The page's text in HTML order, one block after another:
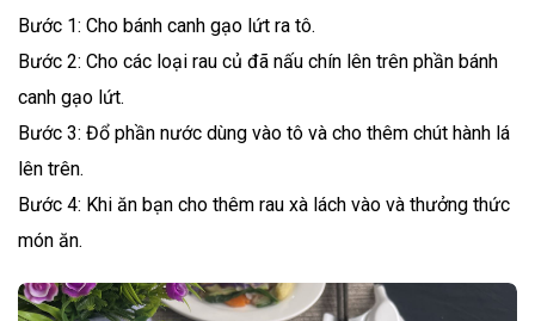
Bước 1: Cho bánh canh gạo lứt ra tô.
Bước 2: Cho các loại rau củ đã nấu chín lên trên phần bánh
canh gạo lứt.
Bước 3: Đổ phần nước dùng vào tô và cho thêm chút hành lá
lên trên.
Bước 4: Khi ăn bạn cho thêm rau xà lách vào và thưởng thức
món ăn.